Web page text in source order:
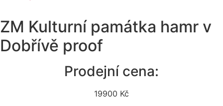
ZM Kulturní památka hamr v
Dobřívě proof
Prodejní cena:
19900 Kč